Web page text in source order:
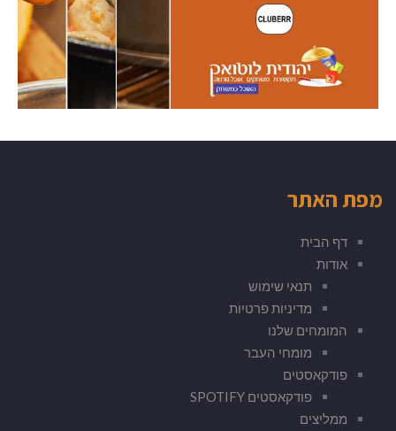
מפת האתר
דף הבית
אודות
תנאי שימוש
מדיניות פרטיות
המומחים שלנו
מומחי העבר
פודקאסטים
פודקאסטים SPOTIFY
ממליצים